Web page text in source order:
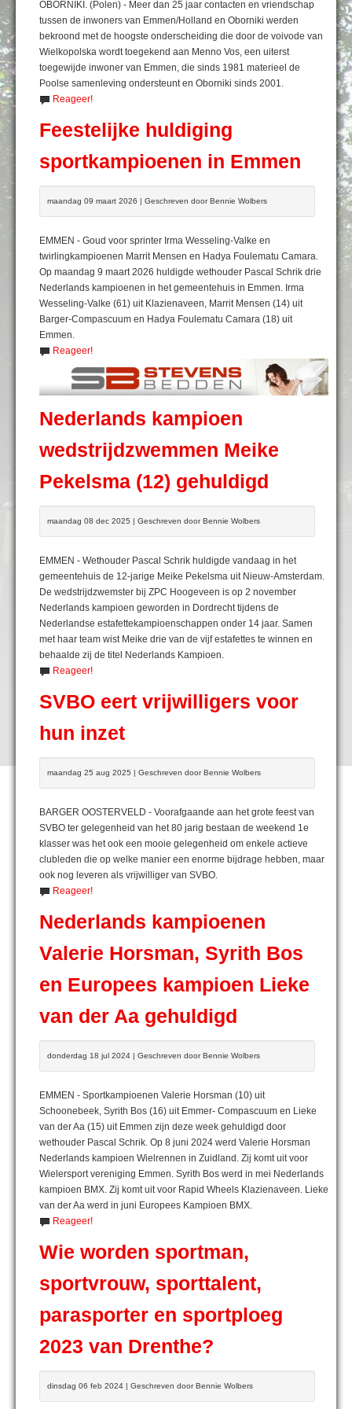
OBORNIKI. (Polen) - Meer dan 25 jaar contacten en vriendschap
tussen de inwoners van Emmen/Holland en Oborniki werden
bekroond met de hoogste onderscheiding die door de voivode van
Wielkopolska wordt toegekend aan Menno Vos, een uiterst
toegewijde inwoner van Emmen, die sinds 1981 materieel de
Poolse samenleving ondersteunt en Oborniki sinds 2001.
Reageer!
Feestelijke huldiging
sportkampioenen in Emmen
maandag 09 maart 2026 | Geschreven door Bennie Wolbers
EMMEN - Goud voor sprinter Irma Wesseling-Valke en
twirlingkampioenen Marrit Mensen en Hadya Foulematu Camara.
Op maandag 9 maart 2026 huldigde wethouder Pascal Schrik drie
Nederlands kampioenen in het gemeentehuis in Emmen. Irma
Wesseling-Valke (61) uit Klazienaveen, Marrit Mensen (14) uit
Barger-Compascuum en Hadya Foulematu Camara (18) uit
Emmen.
Reageer!
Nederlands kampioen
wedstrijdzwemmen Meike
Pekelsma (12) gehuldigd
maandag 08 dec 2025 | Geschreven door Bennie Wolbers
EMMEN - Wethouder Pascal Schrik huldigde vandaag in het
gemeentehuis de 12-jarige Meike Pekelsma uit Nieuw-Amsterdam.
De wedstrijdzwemster bij ZPC Hoogeveen is op 2 november
Nederlands kampioen geworden in Dordrecht tijdens de
Nederlandse estafettekampioenschappen onder 14 jaar. Samen
met haar team wist Meike drie van de vijf estafettes te winnen en
behaalde zij de titel Nederlands Kampioen.
Reageer!
SVBO eert vrijwilligers voor
hun inzet
maandag 25 aug 2025 | Geschreven door Bennie Wolbers
BARGER OOSTERVELD - Voorafgaande aan het grote feest van
SVBO ter gelegenheid van het 80 jarig bestaan de weekend 1e
klasser was het ook een mooie gelegenheid om enkele actieve
clubleden die op welke manier een enorme bijdrage hebben, maar
ook nog leveren als vrijwilliger van SVBO.
Reageer!
Nederlands kampioenen
Valerie Horsman, Syrith Bos
en Europees kampioen Lieke
van der Aa gehuldigd
donderdag 18 jul 2024 | Geschreven door Bennie Wolbers
EMMEN - Sportkampioenen Valerie Horsman (10) uit
Schoonebeek, Syrith Bos (16) uit Emmer- Compascuum en Lieke
van der Aa (15) uit Emmen zijn deze week gehuldigd door
wethouder Pascal Schrik. Op 8 juni 2024 werd Valerie Horsman
Nederlands kampioen Wielrennen in Zuidland. Zij komt uit voor
Wielersport vereniging Emmen. Syrith Bos werd in mei Nederlands
kampioen BMX. Zij komt uit voor Rapid Wheels Klazienaveen. Lieke
van der Aa werd in juni Europees Kampioen BMX.
Reageer!
Wie worden sportman,
sportvrouw, sporttalent,
parasporter en sportploeg
2023 van Drenthe?
dinsdag 06 feb 2024 | Geschreven door Bennie Wolbers